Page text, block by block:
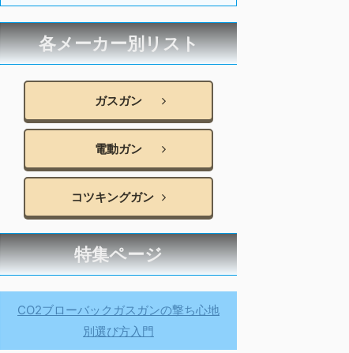
各メーカー別リスト
ガスガン
電動ガン
コツキングガン
特集ページ
CO2ブローバックガスガンの撃ち心地
別選び方入門